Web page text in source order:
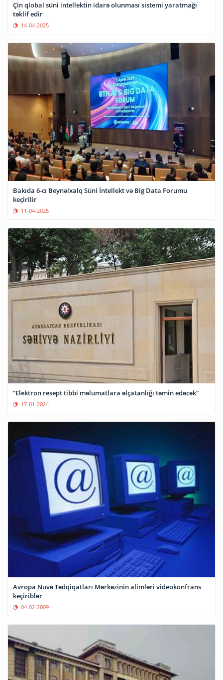
Çin qlobal süni intellektin idarə olunması sistemi yaratmağı
təklif edir
14-04-2025
Bakıda 6-cı Beynəlxalq Süni İntellekt və Big Data Forumu
keçirilir
11-04-2025
“Elektron resept tibbi məlumatlara əlçatanlığı təmin edəcək”
17-01-2024
Avropa Nüvə Tədqiqatları Mərkəzinin alimləri videokonfrans
keçiriblər
04-02-2009